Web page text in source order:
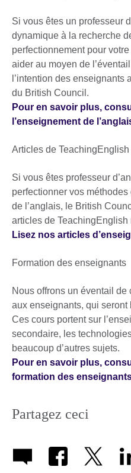
Si vous êtes un professeur
dynamique à la recherche
perfectionnement pour
aider au moyen de
l’intention des
du British Council.
Pour en savoir plus,
l’enseignement de
Articles de TeachingEnglish
Si vous êtes professeur
perfectionner vos
de l’anglais, le British
articles de
Lisez nos articles
Formation des enseignants
Nous offrons un éventail
aux enseignants, qui
Ces cours portent sur
secondaire, les
beaucoup d’autres sujets.
Pour en savoir plus,
formation des
Partagez ceci